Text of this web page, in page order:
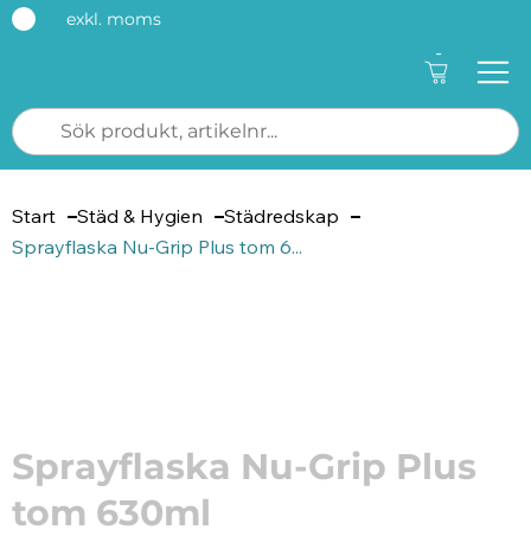
exkl. moms
-
Start Städ & Hygien
Städredskap
Sprayflaska Nu-Grip Plus tom 6...
Sprayflaska Nu-Grip Plus
tom 630ml